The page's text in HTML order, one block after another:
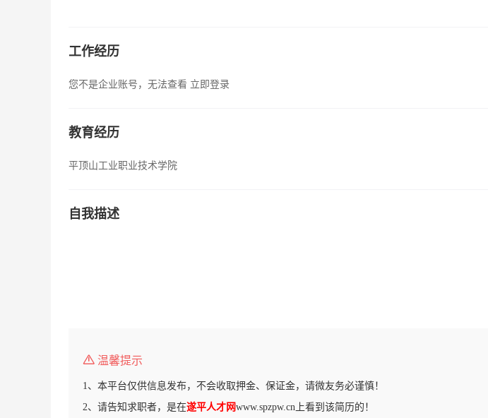
工作经历
您不是企业账号，无法查看 立即登录
教育经历
平顶山工业职业技术学院
自我描述
温馨提示
1、本平台仅供信息发布，不会收取押金、保证金，请微友务必谨慎！
2、请告知求职者，是在遂平人才网www.spzpw.cn上看到该简历的！